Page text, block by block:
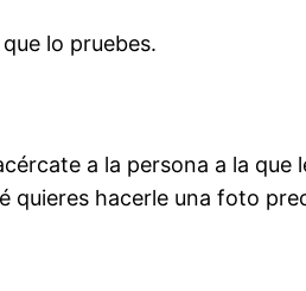
lo pruebes.
a la persona a la
quieres hacerle una foto